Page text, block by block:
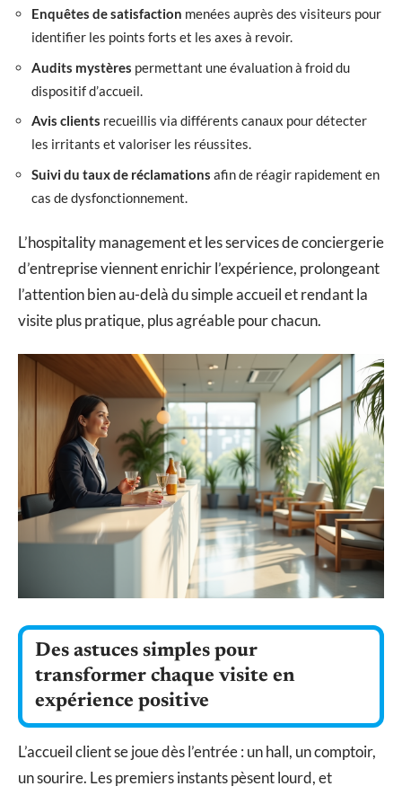
Enquêtes de satisfaction menées auprès des visiteurs pour
identifier les points forts et les axes à revoir.
Audits mystères permettant une évaluation à froid du
dispositif d’accueil.
Avis clients recueillis via différents canaux pour détecter
les irritants et valoriser les réussites.
Suivi du taux de réclamations afin de réagir rapidement en
cas de dysfonctionnement.
L’hospitality management et les services de conciergerie
d’entreprise viennent enrichir l’expérience, prolongeant
l’attention bien au-delà du simple accueil et rendant la
visite plus pratique, plus agréable pour chacun.
Des astuces simples pour
transformer chaque visite en
expérience positive
L’accueil client se joue dès l’entrée : un hall, un comptoir,
un sourire. Les premiers instants pèsent lourd, et